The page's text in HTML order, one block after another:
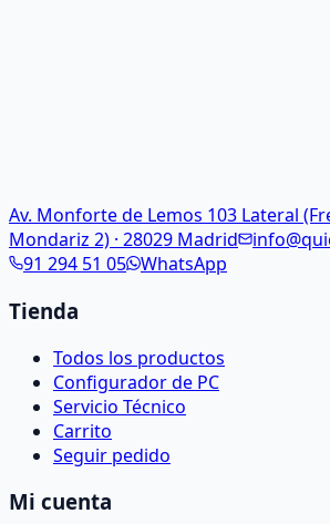
Av. Monforte de Lemos 103 Lateral
Mondariz 2) · 28029 Madrid
91 294 51 05 WhatsApp
Tienda
Todos los productos
Configurador de PC
Servicio Técnico
Carrito
Seguir pedido
Mi cuenta